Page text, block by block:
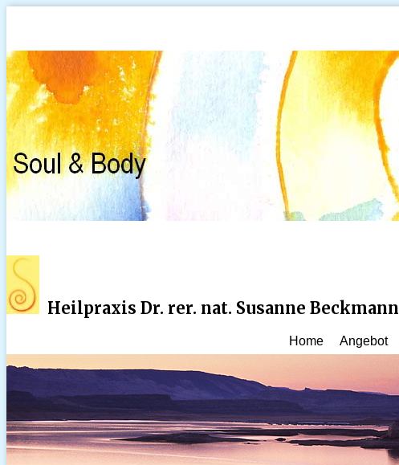
Heilpraxis Dr. rer. nat. Susanne Beckmann
Home Angebot